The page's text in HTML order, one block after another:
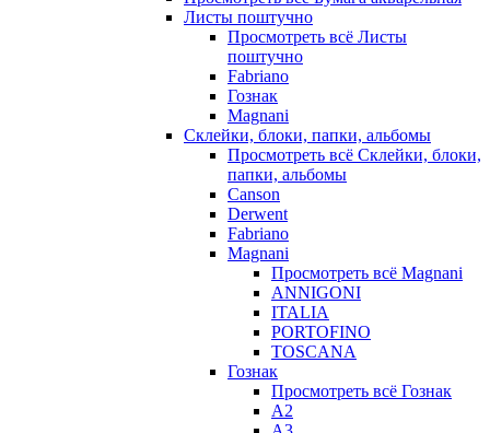
Листы поштучно
Просмотреть всё Листы
поштучно
Fabriano
Гознак
Magnani
Склейки, блоки, папки, альбомы
Просмотреть всё Склейки, блоки,
папки, альбомы
Canson
Derwent
Fabriano
Magnani
Просмотреть всё Magnani
ANNIGONI
ITALIA
PORTOFINO
TOSCANA
Гознак
Просмотреть всё Гознак
А2